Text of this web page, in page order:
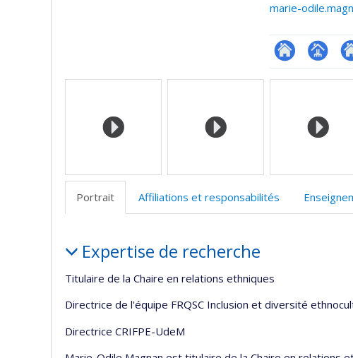
marie-
ResearchGate
Page
Médias
Portrait Affiliations et responsabilités
Expertise de recherche
Titulaire de la Chaire en relations ethniques
Directrice de l'équipe FRQSC Inclusion et diversité
Directrice CRIFPE-UdeM